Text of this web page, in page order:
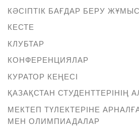
КӘСІПТІК БАҒДАР БЕРУ
КЕСТЕ
КЛУБТАР
КОНФЕРЕНЦИЯЛАР
КУРАТОР КЕҢЕСІ
ҚАЗАҚСТАН СТУДЕНТТЕРІНІҢ
МЕКТЕП ТҮЛЕКТЕРІНЕ
МЕН ОЛИМПИАДАЛАР